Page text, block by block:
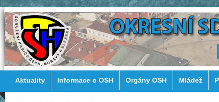
Aktuality Informace o OSH Orgány OSH Mládež